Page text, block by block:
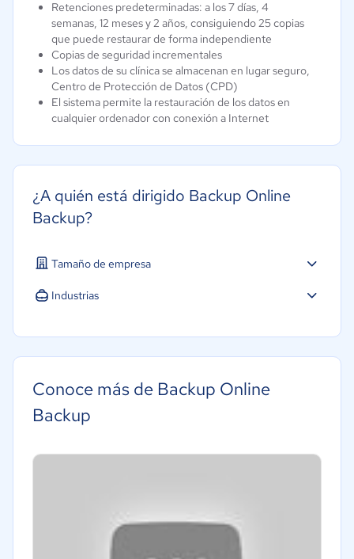
Retenciones predeterminadas: a los 7 días, 4
semanas, 12 meses y 2 años, consiguiendo 25 copias
que puede restaurar de forma independiente
Copias de seguridad incrementales
Los datos de su clínica se almacenan en lugar seguro,
Centro de Protección de Datos (CPD)
El sistema permite la restauración de los datos en
cualquier ordenador con conexión a Internet
¿A quién está dirigido Backup Online
Backup?
Tamaño de empresa
Industrias
Conoce más de Backup Online
Backup